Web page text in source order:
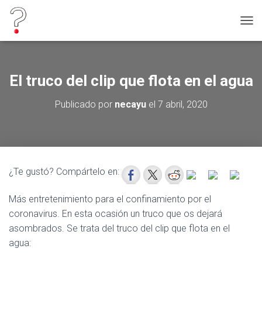
A
A
El truco del clip que flota en el agua
Publicado por necayuel 7 abril, 2020
¿Te gustó? Compártelo en:
Más entretenimiento para el confinamiento por el
coronavirus. En esta ocasión un truco que os dejará
asombrados. Se trata del truco del clip que flota en el
agua: